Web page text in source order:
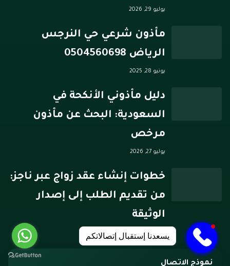
يسعدنا إستقبال إتصالاتكم
يوليو 29, 2026
مأذون شرعي حي النرجس
الرياض 0504560698
يونيو 28, 2025
دليل مأذوني الأنكحة في
السعودية: البحث عن مأذون
مرخص
يوليو 27, 2026
خطوات إنشاء عقد زواج عبر ناجز:
من تقديم الطلب إلى إصدار
الوثيقة
نموذج الاتصال